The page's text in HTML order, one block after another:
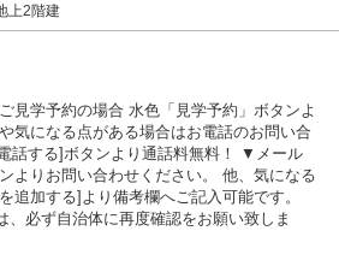
上2階建
見学予約の場合 水色「見学予約」ボタンよ
気になる点がある場合はお電話のお問い合
話する]ボタンより通話料無料！ ▼メール
よりお問い合わせください。 他、気になる
追加する]より備考欄へご記入可能です。
必ず自治体に再度確認をお願い致しま